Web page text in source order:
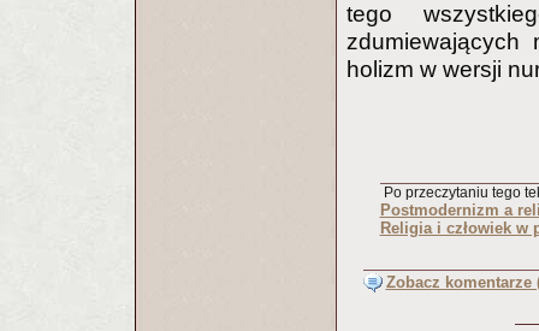
tego
zdumiewających
holizm w wersji
Po przeczytaniu tego
Postmodernizm a
Religia i człowiek w
Zobacz komentarze